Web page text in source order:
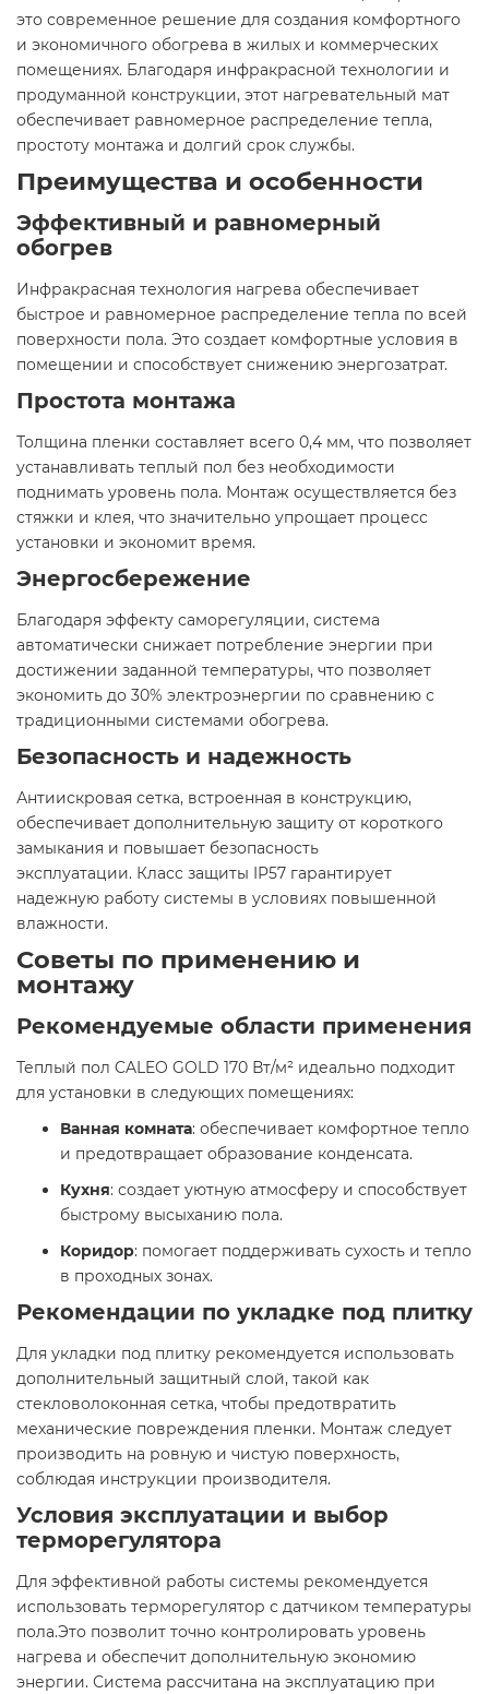
это современное решение для создания комфортного
и экономичного обогрева в жилых и коммерческих
помещениях. Благодаря инфракрасной технологии и
продуманной конструкции, этот нагревательный мат
обеспечивает равномерное распределение тепла,
простоту монтажа и долгий срок службы.​
Преимущества и особенности
Эффективный и равномерный
обогрев
Инфракрасная технология нагрева обеспечивает
быстрое и равномерное распределение тепла по всей
поверхности пола. Это создает комфортные условия в
помещении и способствует снижению энергозатрат.​
Простота монтажа
Толщина пленки составляет всего 0,4 мм, что позволяет
устанавливать теплый пол без необходимости
поднимать уровень пола. Монтаж осуществляется без
стяжки и клея, что значительно упрощает процесс
установки и экономит время.​
Энергосбережение
Благодаря эффекту саморегуляции, система
автоматически снижает потребление энергии при
достижении заданной температуры, что позволяет
экономить до 30% электроэнергии по сравнению с
традиционными системами обогрева.​
Безопасность и надежность
Антиискровая сетка, встроенная в конструкцию,
обеспечивает дополнительную защиту от короткого
замыкания и повышает безопасность
эксплуатации. Класс защиты IP57 гарантирует
надежную работу системы в условиях повышенной
влажности.
Советы по применению и
монтажу
Рекомендуемые области применения
Теплый пол CALEO GOLD 170 Вт/м² идеально подходит
для установки в следующих помещениях:​
Ванная комната: обеспечивает комфортное тепло
и предотвращает образование конденсата.
Кухня: создает уютную атмосферу и способствует
быстрому высыханию пола.
Коридор: помогает поддерживать сухость и тепло
в проходных зонах.​
Рекомендации по укладке под плитку
Для укладки под плитку рекомендуется использовать
дополнительный защитный слой, такой как
стекловолоконная сетка, чтобы предотвратить
механические повреждения пленки. Монтаж следует
производить на ровную и чистую поверхность,
соблюдая инструкции производителя.​
Условия эксплуатации и выбор
терморегулятора
Для эффективной работы системы рекомендуется
использовать терморегулятор с датчиком температуры
пола.Это позволит точно контролировать уровень
нагрева и обеспечит дополнительную экономию
энергии. Система рассчитана на эксплуатацию при